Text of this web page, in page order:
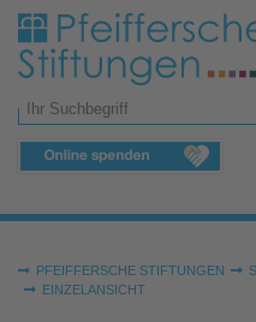
Zum Hauptinhalt springen
Suchformular
Sie sind hier:
PFEIFFERSCHE STIFTUNGEN
EINZELANSICHT